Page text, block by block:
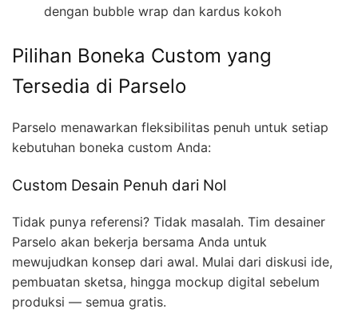
dengan bubble wrap dan kardus kokoh
Pilihan Boneka Custom yang
Tersedia di Parselo
Parselo menawarkan fleksibilitas penuh untuk setiap
kebutuhan boneka custom Anda:
Custom Desain Penuh dari Nol
Tidak punya referensi? Tidak masalah. Tim desainer
Parselo akan bekerja bersama Anda untuk
mewujudkan konsep dari awal. Mulai dari diskusi ide,
pembuatan sketsa, hingga mockup digital sebelum
produksi — semua gratis.